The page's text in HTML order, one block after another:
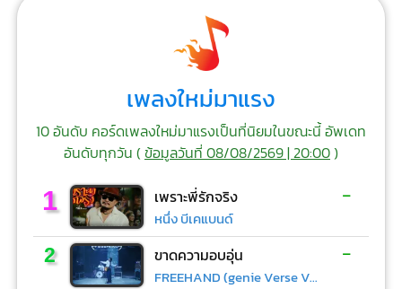
เพลงใหม่มาแรง
10 อันดับ คอร์ดเพลงใหม่มาแรงเป็นที่นิยมในขณะนี้ อัพเดท
อันดับทุกวัน (ข้อมูลวันที่ 08/08/2569 | 20:00)
1 เพราะพี่รักจริง
หนึ่ง บีเคแบนด์
-
2 ขาดความอบอุ่น
FREEHAND (genie Verse Vol.1)
-